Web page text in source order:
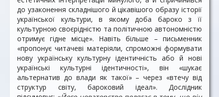
до узаконення складнішого й цікавішого образу історії
української культури, в якому доба бароко з її
культурною своєрідністю та політичною автономністю
отримує гідне місце». Навіть більше – письменник
«пропонує читачеві матеріяли, спроможні формувати
нову українську культурну ідентичність або й нові
українські культурні ідентичності», він «шукає
альтернатив до влади як такої» – через «втечу від
структур світу, бароковий ідеал». Дослідник